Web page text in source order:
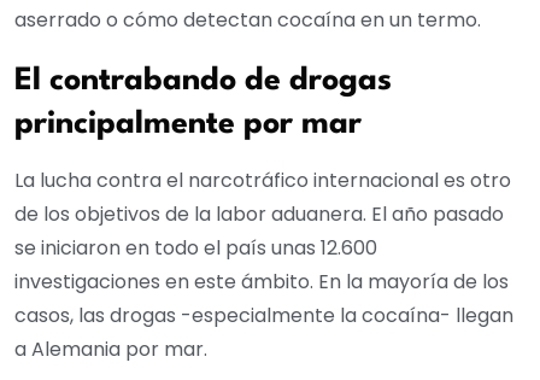
aserrado o cómo detectan cocaína en un termo.
El contrabando de drogas
principalmente por mar
La lucha contra el narcotráfico internacional es otro
de los objetivos de la labor aduanera. El año pasado
se iniciaron en todo el país unas 12.600
investigaciones en este ámbito. En la mayoría de los
casos, las drogas -especialmente la cocaína- llegan
a Alemania por mar.